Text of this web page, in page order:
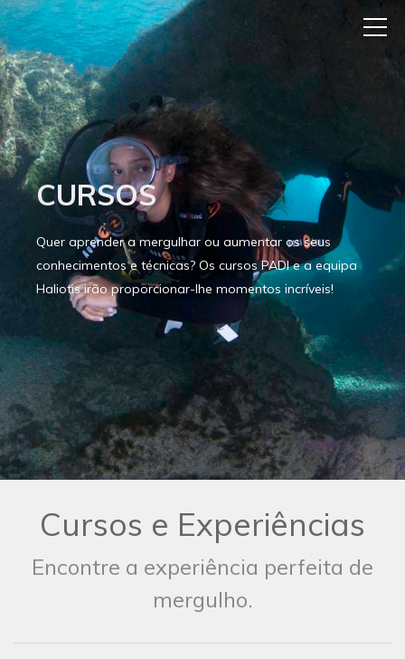
CURSOS
Quer aprender a mergulhar ou aumentar os seus
conhecimentos e técnicas? Os cursos PADI e a equipa
Haliotis irão proporcionar-lhe momentos incríveis!
Cursos e Experiências
Encontre a experiência perfeita de
mergulho.